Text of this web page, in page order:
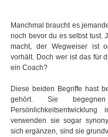
Manchmal braucht es
noch bevor du es selbst tust.
macht, der Wegweiser ist
vorhält. Doch wer ist das für
ein Coach?
Diese beiden Begriffe hast
gehört. Sie
verwenden sie sogar
sich ergänzen, sind sie